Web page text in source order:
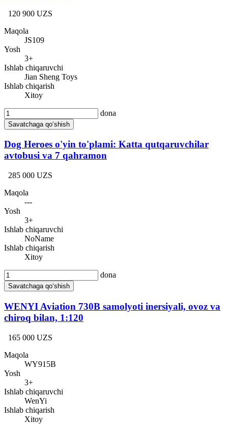
120 900 UZS
Maqola
JS109
Yosh
3+
Ishlab chiqaruvchi
Jian Sheng Toys
Ishlab chiqarish
Xitoy
dona
Savatchaga qo‘shish
Dog Heroes o'yin to'plami: Katta qutqaruvchilar
avtobusi va 7 qahramon
285 000 UZS
Maqola
---
Yosh
3+
Ishlab chiqaruvchi
NoName
Ishlab chiqarish
Xitoy
dona
Savatchaga qo‘shish
WENYI Aviation 730B samolyoti inersiyali, ovoz va
chiroq bilan, 1:120
165 000 UZS
Maqola
WY915B
Yosh
3+
Ishlab chiqaruvchi
WenYi
Ishlab chiqarish
Xitoy